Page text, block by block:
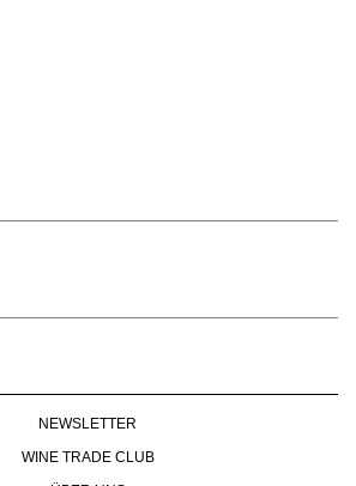
NEWSLETTER
WINE TRADE CLUB